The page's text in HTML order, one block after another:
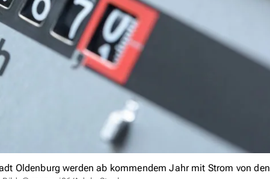
Oldenburg werden ab kommendem Jahr mit Strom von den